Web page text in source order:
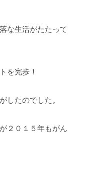
な生活がたたって
を完歩！
したのでした。
２０１５年もがん